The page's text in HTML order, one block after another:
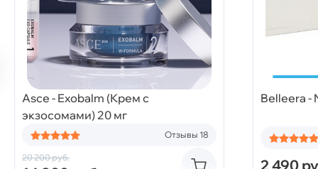
Asce - Exobalm (Крем с
экзосомами) 20 мг
Отзывы 18
20 200руб.
Купить
Belleera -
2 490